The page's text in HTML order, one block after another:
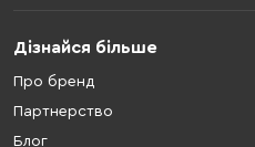
Дізнайся більше
Про бренд
Партнерство
Блог